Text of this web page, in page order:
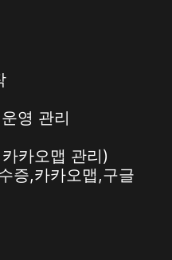
영 관리
카오맵 관리)
증,카카오맵,구글